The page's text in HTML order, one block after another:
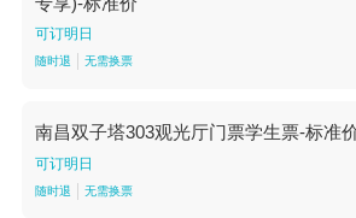
可订明日
随时退 无需换票
南昌双子塔303观光厅门票学生票-标准
可订明日
随时退 无需换票